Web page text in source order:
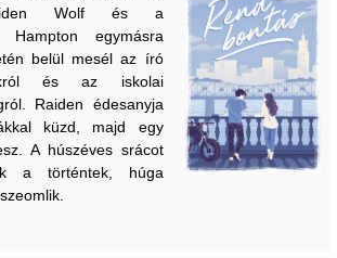
Wolf és a
Hampton egymásra
belül mesél az író
és az iskolai
Raiden édesanyja
küzd, majd egy
A húszéves srácot
a történtek, húga